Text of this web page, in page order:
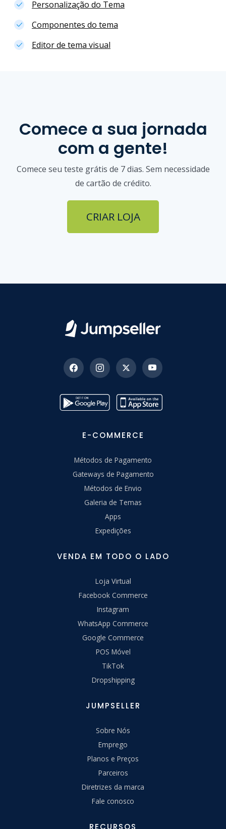
Personalização do Tema
Componentes do tema
Editor de tema visual
Comece a sua jornada
com a gente!
Comece seu teste grátis de 7 dias. Sem necessidade
de cartão de crédito.
CRIAR LOJA
E-COMMERCE
Métodos de Pagamento
Gateways de Pagamento
Métodos de Envio
Galeria de Temas
Apps
Expedições
VENDA EM TODO O LADO
Loja Virtual
Facebook Commerce
Instagram
WhatsApp Commerce
Google Commerce
POS Móvel
TikTok
Dropshipping
JUMPSELLER
Sobre Nós
Emprego
Planos e Preços
Parceiros
Diretrizes da marca
Fale conosco
RECURSOS